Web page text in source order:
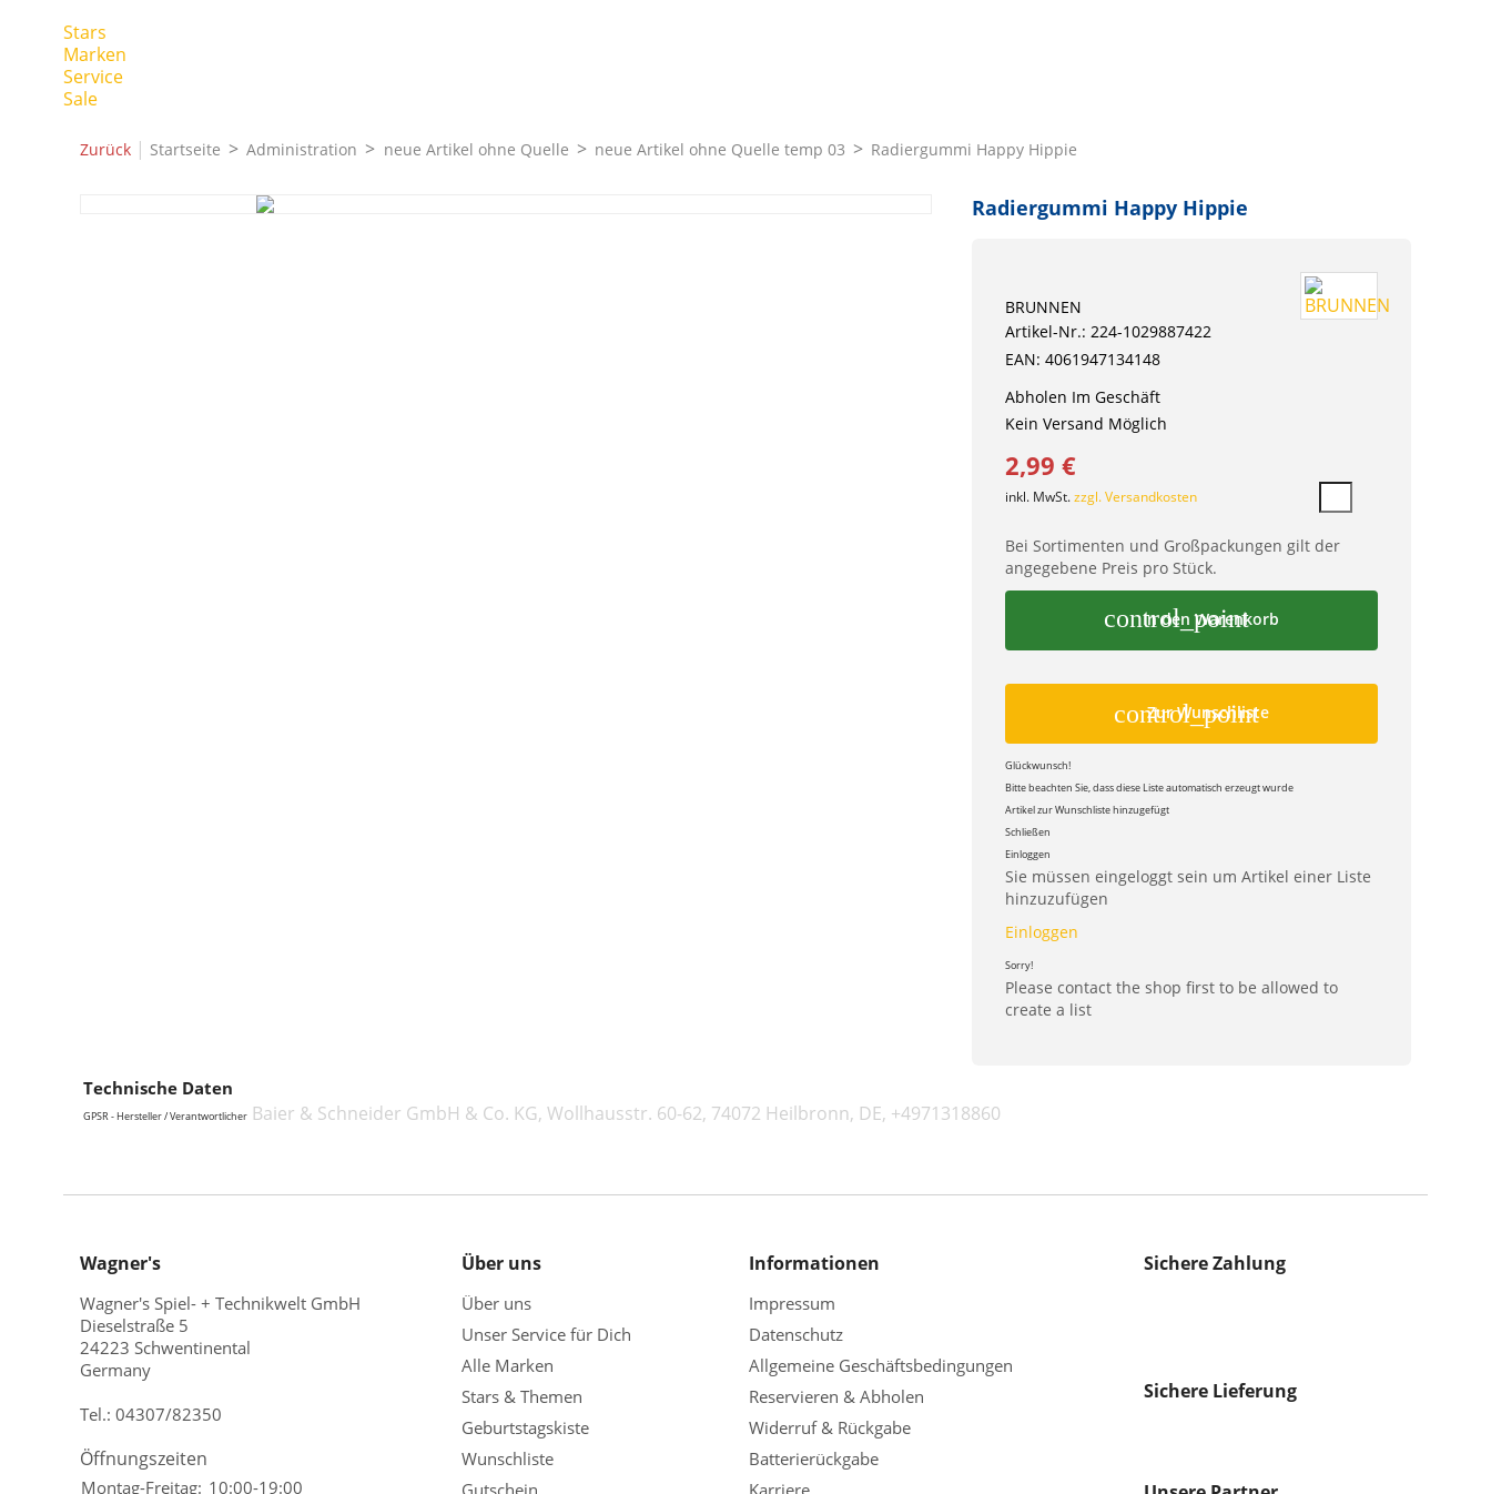
Stars
Marken
Service
Sale
Zurück | Startseite Administration neue Artikel ohne Quelle neue Artikel ohne Quelle temp 03 Radiergummi Happy Hippie
Radiergummi Happy Hippie
BRUNNEN
Artikel-Nr.: 224-1029887422
EAN: 4061947134148
Abholen Im Geschäft
Kein Versand Möglich
2,99 €
inkl. MwSt.zzgl. Versandkosten
Bei Sortimenten und Großpackungen gilt der
angegebene Preis pro Stück.
control_point
In den Warenkorb
control_point
Zur Wunschliste
Glückwunsch!
Bitte beachten Sie, dass diese Liste automatisch erzeugt wurde
Artikel zur Wunschliste hinzugefügt
Schließen
Einloggen
Sie müssen eingeloggt sein um Artikel einer Liste
hinzuzufügen
Einloggen
Sorry!
Please contact the shop first to be allowed to
create a list
Technische Daten
GPSR - Hersteller / Verantwortlicher Baier & Schneider GmbH & Co. KG, Wollhausstr. 60-62, 74072 Heilbronn, DE, +4971318860
Wagner's
Wagner's Spiel- + Technikwelt GmbH
Dieselstraße 5
24223 Schwentinental
Germany
Tel.: 04307/82350
Öffnungszeiten
Montag-Freitag: 10:00-19:00
Über uns
Über uns
Unser Service für Dich
Alle Marken
Stars & Themen
Geburtstagskiste
Wunschliste
Informationen
Impressum
Datenschutz
Allgemeine Geschäftsbedingungen
Reservieren & Abholen
Widerruf & Rückgabe
Batterierückgabe
Sichere Zahlung
Sichere Lieferung